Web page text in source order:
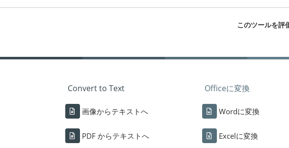
このツールを評
Convert to Text
画像からテキストへ
PDF からテキストへ
Officeに変換
Wordに変換
Excelに変換